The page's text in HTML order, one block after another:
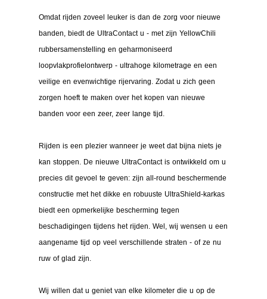
Omdat rijden zoveel leuker is dan de zorg voor nieuwe
banden, biedt de UltraContact u - met zijn YellowChili
rubbersamenstelling en geharmoniseerd
loopvlakprofielontwerp - ultrahoge kilometrage en een
veilige en evenwichtige rijervaring. Zodat u zich geen
zorgen hoeft te maken over het kopen van nieuwe
banden voor een zeer, zeer lange tijd.
Rijden is een plezier wanneer je weet dat bijna niets je
kan stoppen. De nieuwe UltraContact is ontwikkeld om u
precies dit gevoel te geven: zijn all-round beschermende
constructie met het dikke en robuuste UltraShield-karkas
biedt een opmerkelijke bescherming tegen
beschadigingen tijdens het rijden. Wel, wij wensen u een
aangename tijd op veel verschillende straten - of ze nu
ruw of glad zijn.
Wij willen dat u geniet van elke kilometer die u op de